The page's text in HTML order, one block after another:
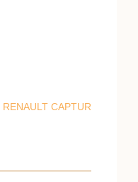
RENAULT CAPTUR